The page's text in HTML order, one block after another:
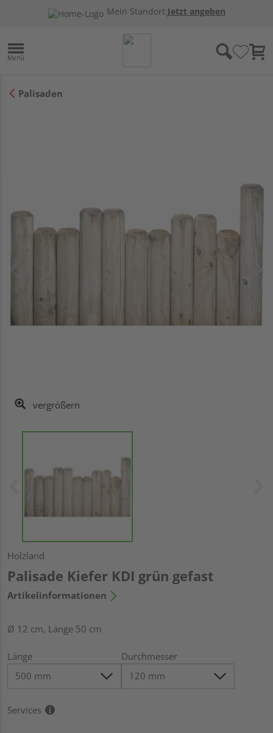
Mein Standort:Jetzt angeben
Palisaden
vergrößern
Holzland
Palisade Kiefer KDI grün gefast
Artikelinformationen
Ø 12 cm, Länge 50 cm
Länge Durchmesser
Services